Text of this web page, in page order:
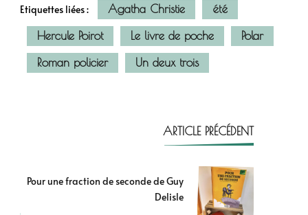
Etiquettes liées : Agatha Christie
été
Hercule Poirot
Le livre de poche
Polar
Roman policier
Un deux trois
ARTICLE PRÉCÉDENT
Pour une fraction de seconde de Guy
Delisle